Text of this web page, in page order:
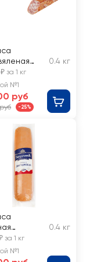
0.4 кг
₽ за 1 кг
№1
руб
-25%
0.4 кг
за 1 кг
№1